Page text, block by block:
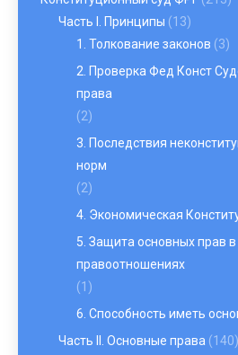
Часть I. Принципы (13)
1. Толкование законов (3)
2. Проверка Фед Конст
права
(2)
3. Последствия
норм
(2)
4. Экономическая
5. Защита основных прав
правоотношениях
(1)
6. Способность иметь
Часть II. Основные права (140)